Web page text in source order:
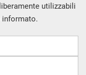
utilizzabili
informato.